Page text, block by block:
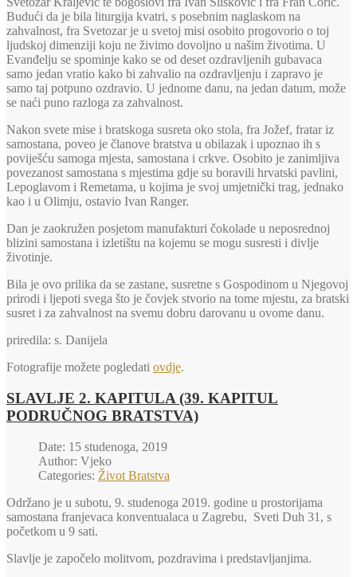
Budući da je bila liturgija kvatri, s posebnim naglaskom na
zahvalnost, fra Svetozar je u svetoj misi osobito progovorio o toj
ljudskoj dimenziji koju ne živimo dovoljno u našim životima. U
Evanđelju se spominje kako se od deset ozdravljenih gubavaca
samo jedan vratio kako bi zahvalio na ozdravljenju i zapravo je
samo taj potpuno ozdravio. U jednome danu, na jedan datum, može
se naći puno razloga za zahvalnost.
Nakon svete mise i bratskoga susreta oko stola, fra Jožef, fratar iz
samostana, poveo je članove bratstva u obilazak i upoznao ih s
poviješću samoga mjesta, samostana i crkve. Osobito je zanimljiva
povezanost samostana s mjestima gdje su boravili hrvatski pavlini,
Lepoglavom i Remetama, u kojima je svoj umjetnički trag, jednako
kao i u Olimju, ostavio Ivan Ranger.
Dan je zaokružen posjetom manufakturi čokolade u neposrednoj
blizini samostana i izletištu na kojemu se mogu susresti i divlje
životinje.
Bila je ovo prilika da se zastane, susretne s Gospodinom u Njegovoj
prirodi i ljepoti svega što je čovjek stvorio na tome mjestu, za bratski
susret i za zahvalnost na svemu dobru darovanu u ovome danu.
priredila: s. Danijela
Fotografije možete pogledati ovdje.
SLAVLJE 2. KAPITULA (39. KAPITUL
PODRUČNOG BRATSTVA)
Date: 15 studenoga, 2019
Author: Vjeko
Categories: Život Bratstva
Održano je u subotu, 9. studenoga 2019. godine u prostorijama
samostana franjevaca konventualaca u Zagrebu, Sveti Duh 31, s
početkom u 9 sati.
Slavlje je započelo molitvom, pozdravima i predstavljanjima.